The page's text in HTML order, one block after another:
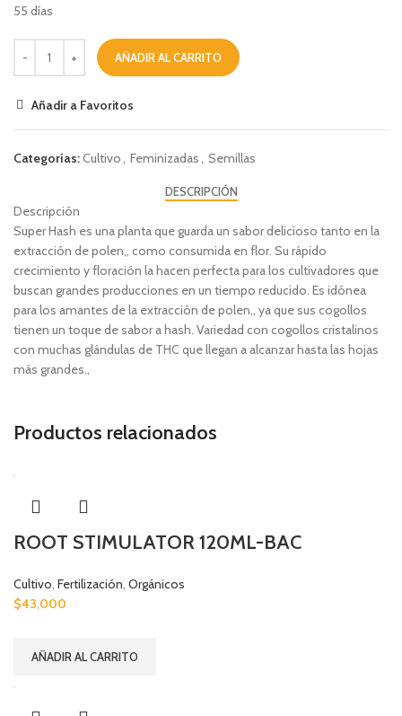
55 días
AÑADIR AL CARRITO
Añadir a Favoritos
Categorías:Cultivo Feminizadas Semillas
DESCRIPCIÓN
Descripción
Super Hash es una planta que guarda un sabor delicioso tanto en la
extracción de polen,, como consumida en flor. Su rápido
crecimiento y floración la hacen perfecta para los cultivadores que
buscan grandes producciones en un tiempo reducido. Es idónea
para los amantes de la extracción de polen,, ya que sus cogollos
tienen un toque de sabor a hash. Variedad con cogollos cristalinos
con muchas glándulas de THC que llegan a alcanzar hasta las hojas
más grandes.,
Productos relacionados
ROOT STIMULATOR 120ML-BAC
Cultivo Fertilización Orgánicos
$43,000
AÑADIR AL CARRITO